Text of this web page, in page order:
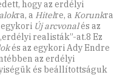
hogy az erdélyi
ra, a Hitelre, a Korunkra
egykori Új arcvonalés az
realisták”-at.8 Ez
és az egykori Ady Endre
az erdélyi
és beállítottságuk